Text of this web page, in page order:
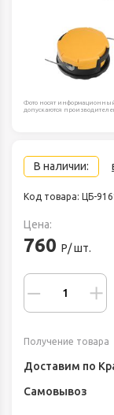
Фото носят
допускаются
В наличии:
Код товара: ЦБ-
Цена:
760 Р/ шт.
Получение товара
Доставим по
Самовывоз